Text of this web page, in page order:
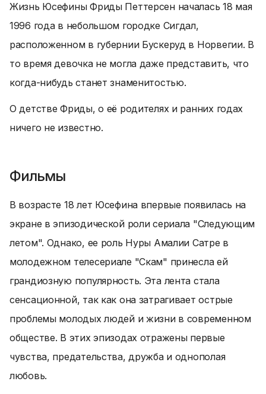
Жизнь Юсефины Фриды Петтерсен началась 18 мая
1996 года в небольшом городке Сигдал,
расположенном в губернии Бускеруд в Норвегии. В
то время девочка не могла даже представить, что
когда-нибудь станет знаменитостью.
О детстве Фриды, о её родителях и ранних годах
ничего не известно.
Фильмы
В возрасте 18 лет Юсефина впервые появилась на
экране в эпизодической роли сериала "Следующим
летом". Однако, ее роль Нуры Амалии Сатре в
молодежном телесериале "Скам" принесла ей
грандиозную популярность. Эта лента стала
сенсационной, так как она затрагивает острые
проблемы молодых людей и жизни в современном
обществе. В этих эпизодах отражены первые
чувства, предательства, дружба и однополая
любовь.